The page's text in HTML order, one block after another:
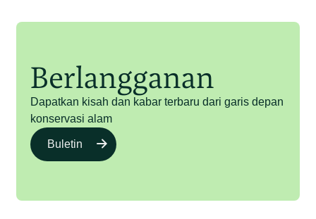
Berlangganan
Dapatkan kisah dan kabar terbaru dari garis depan
konservasi alam
Buletin